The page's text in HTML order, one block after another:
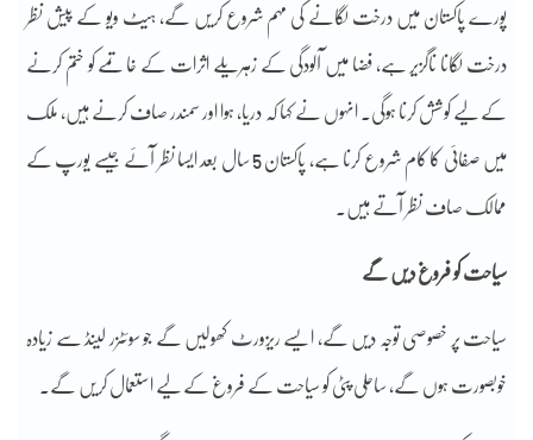
پورے پاکستان میں درخت لگانے کی مہم شروع کریں گے، ہیٹ ویو کے پیش نظر
درخت لگانا ناگزیر ہے، فضا میں آلودگی کے زہریلے اثرات کے خاتمے کو ختم کرنے
کے لیے کوشش کرنا ہوگی۔ انہوں نے کہا کہ دریا، ہوا اور سمندر صاف کرنے ہیں، ملک
میں صفائی کا کام شروع کرنا ہے، پاکستان 5 سال بعد ایسا نظر آئے جیسے یورپ کے
ممالک صاف نظر آتے ہیں۔
سیاحت کو فروغ دیں گے
سیاحت پر خصوصی توجہ دیں گے، ایسے ریزورٹ کھولیں گے جو سوئٹزر لینڈ سے زیادہ
خوبصورت ہوں گے، ساحلی پٹی کو سیاحت کے فروغ کے لیے استعمال کریں گے۔